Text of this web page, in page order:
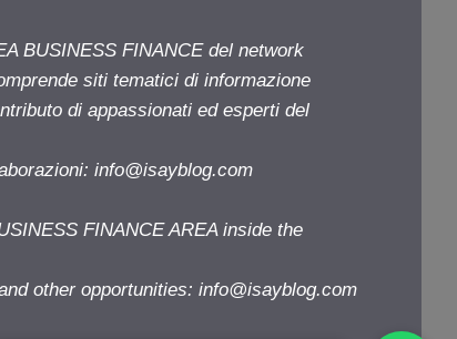
BUSINESS FINANCE del network
siti tematici di informazione
di appassionati ed esperti del
info@isayblog.com
FINANCE AREA inside the
other opportunities: info@isayblog.com